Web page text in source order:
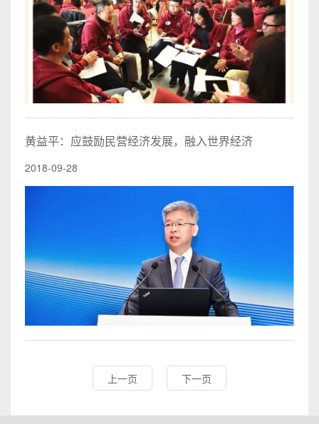
黄益平：应鼓励民营经济发展，融入世界经济
2018-09-28
上一页 下一页